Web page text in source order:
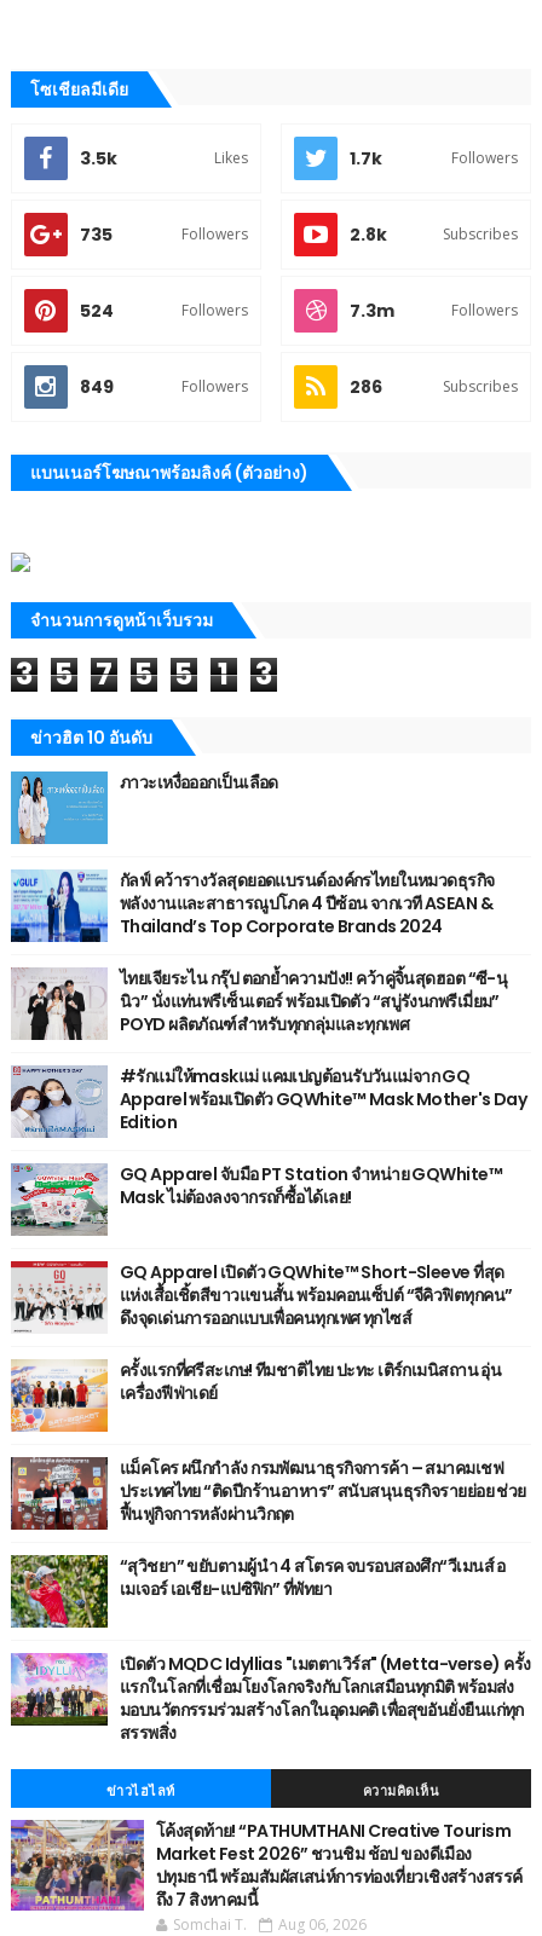
โซเชียลมีเดีย
3.5k Likes 1.7k Followers
735 Followers 2.8k Subscribes
524 Followers 7.3m Followers
849 Followers 286 Subscribes
แบนเนอร์โฆษณาพร้อมลิงค์ (ตัวอย่าง)
จำนวนการดูหน้าเว็บรวม
3 5 7 5 5 1 3
ข่าวฮิต 10 อันดับ
ภาวะเหงื่อออกเป็นเลือด
กัลฟ์ คว้ารางวัลสุดยอดแบรนด์องค์กรไทยในหมวดธุรกิจ
พลังงานและสาธารณูปโภค 4 ปีซ้อน จากเวที ASEAN &
Thailand’s Top Corporate Brands 2024
ไทยเจียระไน กรุ๊ป ตอกย้ำความปัง!! คว้าคู่จิ้นสุดฮอต “ซี-นุ
นิว” นั่งแท่นพรีเซ็นเตอร์ พร้อมเปิดตัว “สบู่รังนกพรีเมี่ยม”
POYD ผลิตภัณฑ์สำหรับทุกกลุ่มและทุกเพศ
#รักแม่ให้maskแม่ แคมเปญต้อนรับวันแม่จาก GQ
Apparel พร้อมเปิดตัว GQWhite™ Mask Mother's Day
Edition
GQ Apparel จับมือ PT Station จำหน่าย GQWhite™
Mask ไม่ต้องลงจากรถก็ซื้อได้เลย!
GQ Apparel เปิดตัว GQWhite™ Short-Sleeve ที่สุด
แห่งเสื้อเชิ้ตสีขาวแขนสั้น พร้อมคอนเซ็ปต์ “จีคิวฟิตทุกคน”
ดึงจุดเด่นการออกแบบเพื่อคนทุกเพศ ทุกไซส์
ครั้งแรกที่ศรีสะเกษ! ทีมชาติไทย ปะทะ เติร์กเมนิสถาน อุ่น
เครื่องฟีฟ่าเดย์
แม็คโคร ผนึกกำลัง กรมพัฒนาธุรกิจการค้า – สมาคมเชฟ
ประเทศไทย “ติดปีกร้านอาหาร” สนับสนุนธุรกิจรายย่อย ช่วย
ฟื้นฟูกิจการหลังผ่านวิกฤต
“สุวิชยา” ขยับตามผู้นำ 4 สโตรค จบรอบสองศึก“วีเมนส์ อ
เมเจอร์ เอเชีย-แปซิฟิก” ที่พัทยา
เปิดตัว MQDC Idyllias "เมตตาเวิร์ส" (Metta-verse) ครั้ง
แรกในโลกที่เชื่อมโยงโลกจริงกับโลกเสมือนทุกมิติ พร้อมส่ง
มอบนวัตกรรมร่วมสร้างโลกในอุดมคติ เพื่อสุขอันยั่งยืนแก่ทุก
สรรพสิ่ง
ข่าวไฮไลท์ ความคิดเห็น
โค้งสุดท้าย! “PATHUMTHANI Creative Tourism
Market Fest 2026” ชวนชิม ช้อป ของดีเมือง
ปทุมธานี พร้อมสัมผัสเสน่ห์การท่องเที่ยวเชิงสร้างสรรค์
ถึง 7 สิงหาคมนี้
Somchai T. Aug 06, 2026